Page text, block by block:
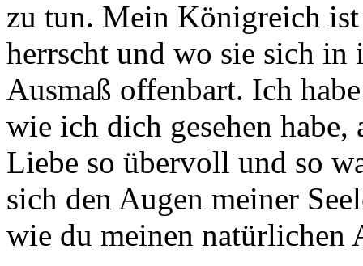
zu tun. Mein Königreich
herrscht und wo sie sich in
Ausmaß offenbart. Ich
wie ich dich gesehen habe,
Liebe so übervoll und so
sich den Augen meiner
wie du meinen natürlichen